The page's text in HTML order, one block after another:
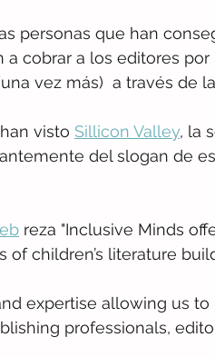
personas que han
cobrar a los editores por
vez más)  a través de
visto Sillicon Valley, la
del slogan de
reza "Inclusive Minds
children’s literature
expertise allowing us to
professionals,